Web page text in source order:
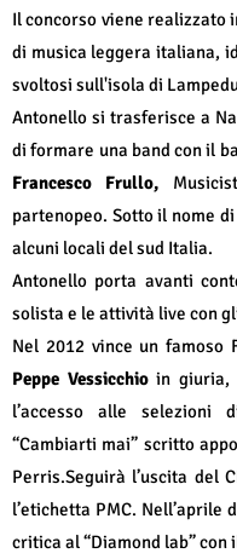
Il concorso viene realizzato
di musica leggera italiana,
svoltosi sull'isola di
Antonello si trasferisce a
di formare una band con il
Francesco Frullo,
partenopeo. Sotto il nome di
alcuni locali del sud Italia.
Antonello porta avanti
solista e le attività live con
Nel 2012 vince un famoso
Peppe Vessicchioin giuria,
l’accesso alle selezioni
“Cambiarti mai” scritto
Perris.Seguirà l’uscita del
l’etichetta PMC.
critica al “Diamond lab” con